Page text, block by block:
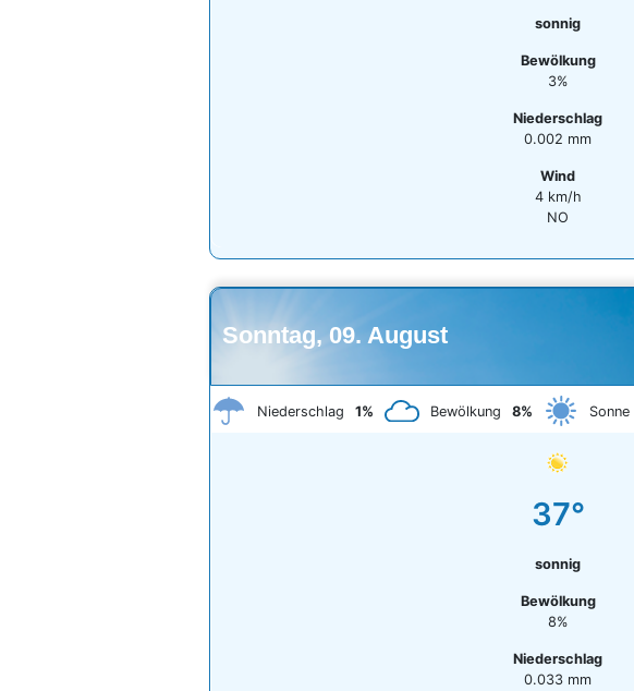
sonnig
Bewölkung
3%
Niederschlag
0.002 mm
Wind
4 km/h
NO
Sonntag, 09. August
Niederschlag 1% Bewölkung 8% Sonne
37°
sonnig
Bewölkung
8%
Niederschlag
0.033 mm